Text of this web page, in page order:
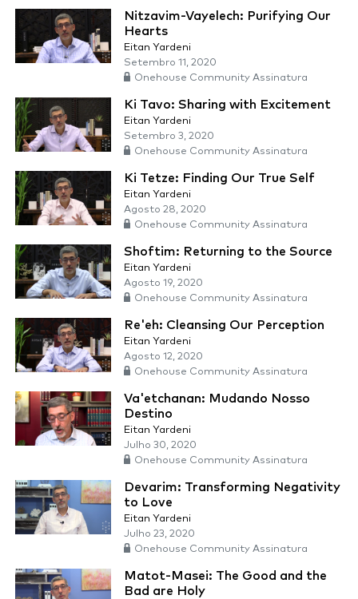
Nitzavim-Vayelech: Purifying Our
Hearts
Eitan Yardeni
Setembro 11, 2020
Onehouse Community Assinatura
Ki Tavo: Sharing with Excitement
Eitan Yardeni
Setembro 3, 2020
Onehouse Community Assinatura
Ki Tetze: Finding Our True Self
Eitan Yardeni
Agosto 28, 2020
Onehouse Community Assinatura
Shoftim: Returning to the Source
Eitan Yardeni
Agosto 19, 2020
Onehouse Community Assinatura
Re'eh: Cleansing Our Perception
Eitan Yardeni
Agosto 12, 2020
Onehouse Community Assinatura
Va'etchanan: Mudando Nosso
Destino
Eitan Yardeni
Julho 30, 2020
Onehouse Community Assinatura
Devarim: Transforming Negativity
to Love
Eitan Yardeni
Julho 23, 2020
Onehouse Community Assinatura
Matot-Masei: The Good and the
Bad are Holy